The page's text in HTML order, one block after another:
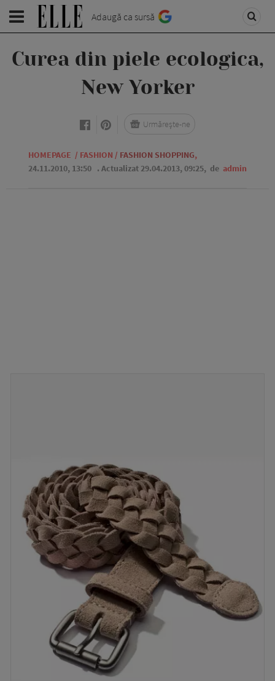
Adaugă ca sursă
Curea din piele ecologica,
New Yorker
HOMEPAGE / FASHION / FASHION SHOPPING,
24.11.2010, 13:50 . Actualizat 29.04.2013, 09:25, de admin
Urmărește-ne